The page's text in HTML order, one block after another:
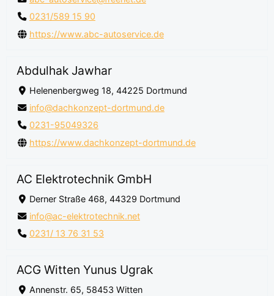
0231/589 15 90
https://www.abc-autoservice.de
Abdulhak Jawhar
Helenenbergweg 18, 44225 Dortmund
info@dachkonzept-dortmund.de
0231-95049326
https://www.dachkonzept-dortmund.de
AC Elektrotechnik GmbH
Derner Straße 468, 44329 Dortmund
info@ac-elektrotechnik.net
0231/ 13 76 31 53
ACG Witten Yunus Ugrak
Annenstr. 65, 58453 Witten